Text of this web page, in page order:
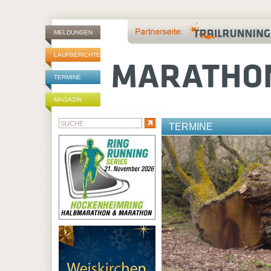
MELDUNGEN
LAUFBERICHTE
TERMINE
MAGAZIN
TERMINE